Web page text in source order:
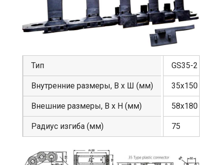
Тип
Внутренние размеры, В х Ш (мм)
Внешние размеры, В х Н (мм)
Радиус изгиба (мм)
GS35-2
35х150
58х180
75